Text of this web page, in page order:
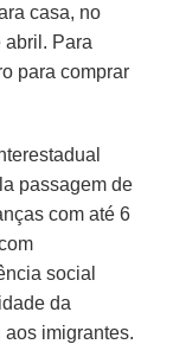
casa, no
abril. Para
para comprar
passagem de
com até 6
social
da
imigrantes.